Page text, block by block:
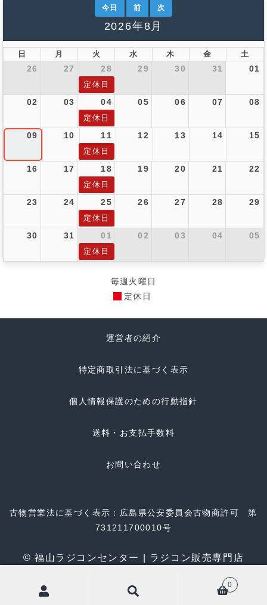
今日 前 次
2026年8月
日 月 火 水 木 金 土
26 27 28 29 30 31 01
定休日
02 03 04 05 06 07 08
定休日
09 10 11 12 13 14 15
定休日
16 17 18 19 20 21 22
定休日
23 24 25 26 27 28 29
定休日
30 31 01 02 03 04 05
定休日
毎週火曜日
定休日
運営者の紹介
特定商取引法に基づく表示
個人情報保護のための行動指針
送料・お支払手数料
お問い合わせ
古物営業法に基づく表示：広島県公安委員会古物商許可 第
731211700010号
© 福山ラジコンセンター | ラジコン販売専門店
0